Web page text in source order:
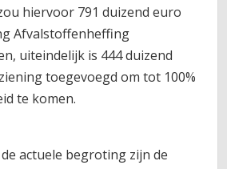
hiervoor 791 duizend euro
Afvalstoffenheffing
uiteindelijk is 444 duizend
toegevoegd om tot 100%
te komen.
actuele begroting zijn de